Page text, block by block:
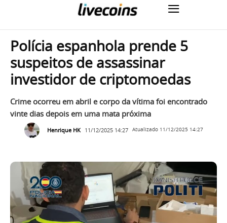
Polícia espanhola prende 5
suspeitos de assassinar
investidor de criptomoedas
Crime ocorreu em abril e corpo da vítima foi encontrado
vinte dias depois em uma mata próxima
Henrique HK 11/12/2025 14:27 Atualizado 11/12/2025 14:27